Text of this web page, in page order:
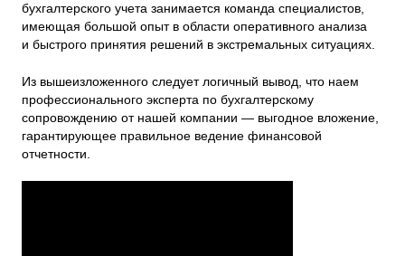
бухгалтерского учета занимается команда специалистов,
имеющая большой опыт в области оперативного анализа
и быстрого принятия решений в экстремальных ситуациях.
Из вышеизложенного следует логичный вывод, что наем
профессионального эксперта по бухгалтерскому
сопровождению от нашей компании — выгодное вложение,
гарантирующее правильное ведение финансовой
отчетности.